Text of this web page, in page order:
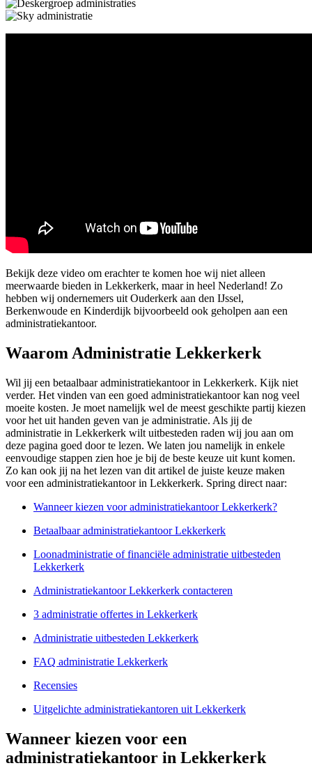
Bekijk deze video om erachter te komen hoe wij niet alleen
meerwaarde bieden in Lekkerkerk, maar in heel Nederland! Zo
hebben wij ondernemers uit Ouderkerk aan den IJssel,
Berkenwoude en Kinderdijk bijvoorbeeld ook geholpen aan een
administratiekantoor.
Waarom Administratie Lekkerkerk
Wil jij een betaalbaar administratiekantoor in Lekkerkerk. Kijk niet
verder. Het vinden van een goed administratiekantoor kan nog veel
moeite kosten. Je moet namelijk wel de meest geschikte partij kiezen
voor het uit handen geven van je administratie. Als jij de
administratie in Lekkerkerk wilt uitbesteden raden wij jou aan om
deze pagina goed door te lezen. We laten jou namelijk in enkele
eenvoudige stappen zien hoe je bij de beste keuze uit kunt komen.
Zo kan ook jij na het lezen van dit artikel de juiste keuze maken
voor een administratiekantoor in Lekkerkerk. Spring direct naar:
Wanneer kiezen voor administratiekantoor Lekkerkerk?
Betaalbaar administratiekantoor Lekkerkerk
Loonadministratie of financiële administratie uitbesteden
Lekkerkerk
Administratiekantoor Lekkerkerk contacteren
3 administratie offertes in Lekkerkerk
Administratie uitbesteden Lekkerkerk
FAQ administratie Lekkerkerk
Recensies
Uitgelichte administratiekantoren uit Lekkerkerk
Wanneer kiezen voor een
administratiekantoor in Lekkerkerk